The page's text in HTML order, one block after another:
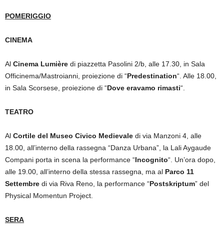
POMERIGGIO
CINEMA
Al Cinema Lumière di piazzetta Pasolini 2/b, alle 17.30, in Sala
Officinema/Mastroianni, proiezione di “Predestination“. Alle 18.00,
in Sala Scorsese, proiezione di “Dove eravamo rimasti“.
TEATRO
Al Cortile del Museo Civico Medievale di via Manzoni 4, alle
18.00, all’interno della rassegna “Danza Urbana”, la Lali Aygaude
Compani porta in scena la performance “Incognito“. Un’ora dopo,
alle 19.00, all’interno della stessa rassegna, ma al Parco 11
Settembre di via Riva Reno, la performance “Postskriptum” del
Physical Momentun Project.
SERA